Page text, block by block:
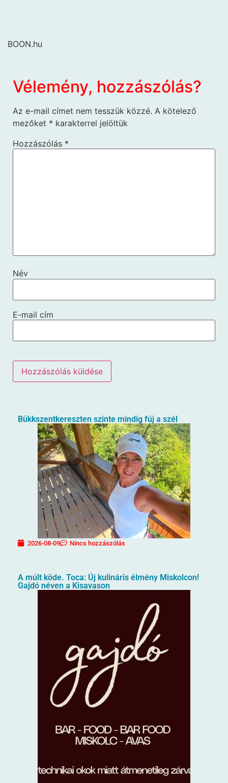
BOON.hu
Vélemény, hozzászólás?
Az e-mail címet nem tesszük közzé. A kötelező
mezőket * karakterrel jelöltük
Hozzászólás *
Név
E-mail cím
Bükkszentkereszten szinte mindig fúj a szél
2026-08-09 Nincs hozzászólás
A múlt köde. Toca: Új kulináris élmény Miskolcon!
Gajdó néven a Kisavason